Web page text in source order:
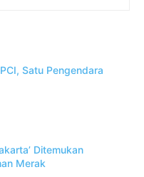
Satu Pengendara
Ditemukan
Merak